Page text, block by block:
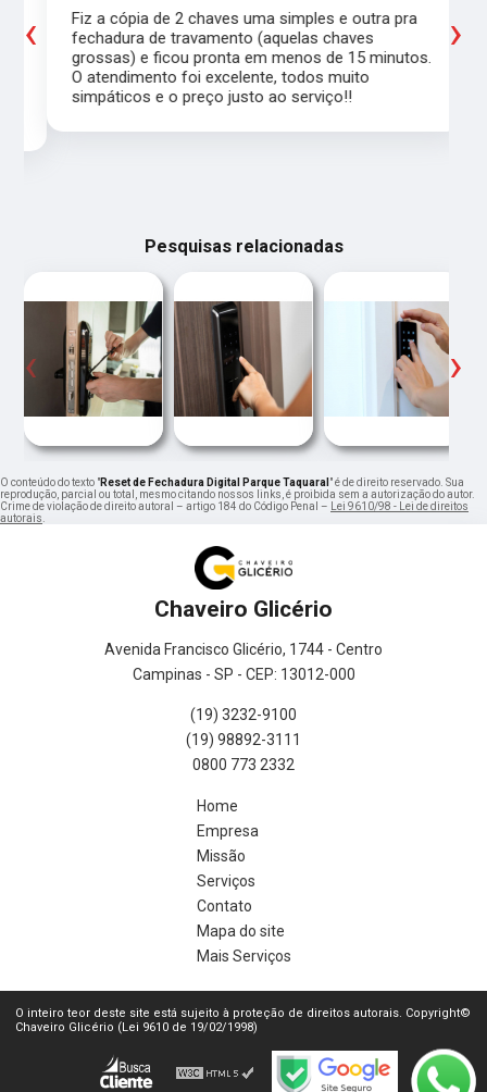
Fiz a cópia de 2 chaves uma simples e outra pra
fechadura de travamento (aquelas chaves
grossas) e ficou pronta em menos de 15 minutos.
O atendimento foi excelente, todos muito
simpáticos e o preço justo ao serviço!!
‹ ›
Pesquisas relacionadas
‹ ›
O conteúdo do texto "Reset de Fechadura Digital Parque Taquaral " é de direito reservado. Sua
reprodução, parcial ou total, mesmo citando nossos links, é proibida sem a autorização do autor.
Crime de violação de direito autoral – artigo 184 do Código Penal – Lei 9610/98 - Lei de direitos
autorais.
Chaveiro Glicério
Avenida Francisco Glicério, 1744 - Centro
Campinas - SP - CEP: 13012-000
(19) 3232-9100
(19) 98892-3111
0800 773 2332
Home
Empresa
Missão
Serviços
Contato
Mapa do site
Mais Serviços
O inteiro teor deste site está sujeito à proteção de direitos autorais. Copyright©
Chaveiro Glicério (Lei 9610 de 19/02/1998)